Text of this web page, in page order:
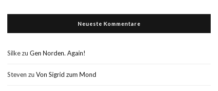
Neueste Kommentare
Silkezu Gen Norden. Again!
Steven zu Von Sigrid zum Mond